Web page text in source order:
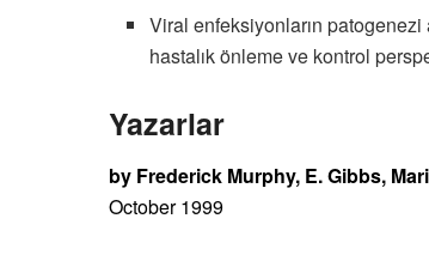
Viral enfeksiyonların patogenezi
hastalık önleme ve kontrol
Yazarlar
by Frederick Murphy, E. Gibbs,
October 1999